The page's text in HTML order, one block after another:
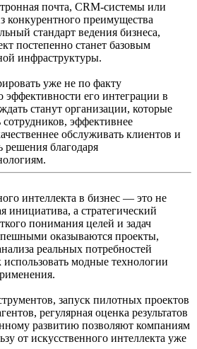
почта, CRM-системы или
конкурентного преимущества
стандарт ведения бизнеса,
постепенно станет базовым
инфраструктуры.
уже не по факту
его интеграции в
станут организации, которые
сотрудников, эффективнее
обслуживать клиентов и
решения благодаря
интеллекта в бизнес — это не
инициатива, а стратегический
понимания целей и задач
оказываются проекты,
реальных потребностей
модные технологии
запуск пилотных проектов
регулярная оценка результатов
развитию позволяют компаниям
от искусственного интеллекта уже